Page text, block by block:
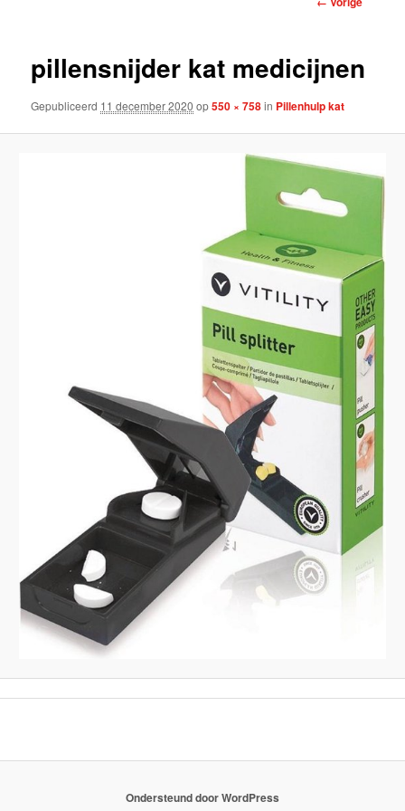
pillensnijder kat medicijnen
Gepubliceerd 11 december 2020 op550 × 758in Pillenhulp kat
Ondersteund door WordPress